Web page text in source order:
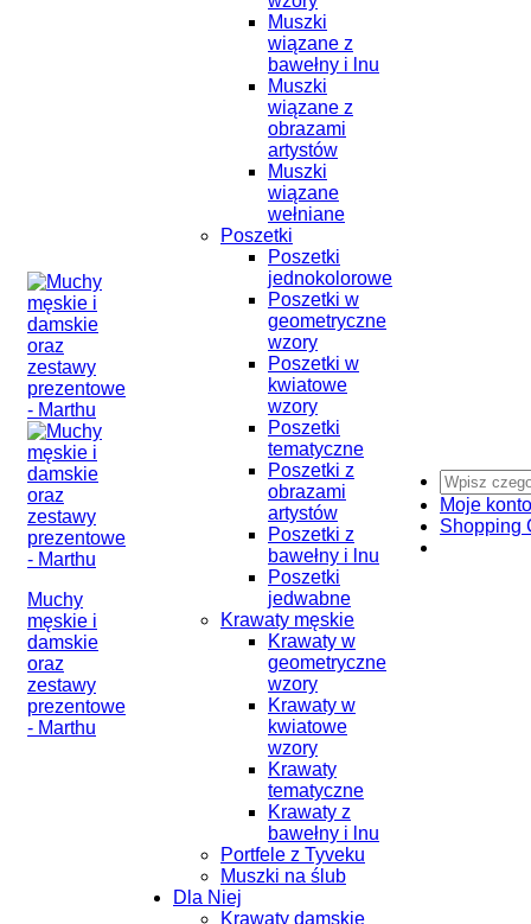
Muchy
męskie i
damskie
oraz
zestawy
prezentowe
- Marthu
Muszki
wiązane z
bawełny i lnu
Muszki
wiązane z
obrazami
artystów
Muszki
wiązane
wełniane
Poszetki
Poszetki
jednokolorowe
Poszetki w
geometryczne
wzory
Poszetki w
kwiatowe
wzory
Poszetki
tematyczne
Poszetki z
obrazami
artystów
Poszetki z
bawełny i lnu
Poszetki
jedwabne
Krawaty męskie
Krawaty w
geometryczne
wzory
Krawaty w
kwiatowe
wzory
Krawaty
tematyczne
Krawaty z
bawełny i lnu
Portfele z Tyveku
Muszki na ślub
Dla Niej
Krawaty damskie
Moje konto
Shopping